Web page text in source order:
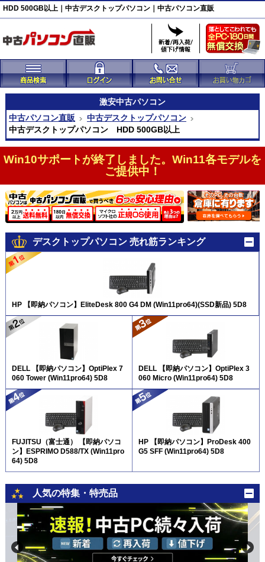
HDD 500GB以上｜中古デスクトップパソコン｜中古パソコン直販
激安中古パソコン
中古パソコン直販
中古デスクトップパソコン
中古デスクトップパソコン HDD 500GB以上
Win10サポートが終了しました。Win11各モデルを
ご提供中！
デスクトップパソコン 売れ筋ランキング
HP 【即納パソコン】EliteDesk 800 G4 DM (Win11pro64)(SSD新品) 5D8
DELL 【即納パソコン】OptiPlex 7
060 Tower (Win11pro64) 5D8
DELL 【即納パソコン】OptiPlex 3
060 Micro (Win11pro64) 5D8
FUJITSU（富士通） 【即納パソコ
ン】ESPRIMO D588/TX (Win11pro
64) 5D8
HP 【即納パソコン】ProDesk 400
G5 SFF (Win11pro64) 5D8
人気の特集・特売品